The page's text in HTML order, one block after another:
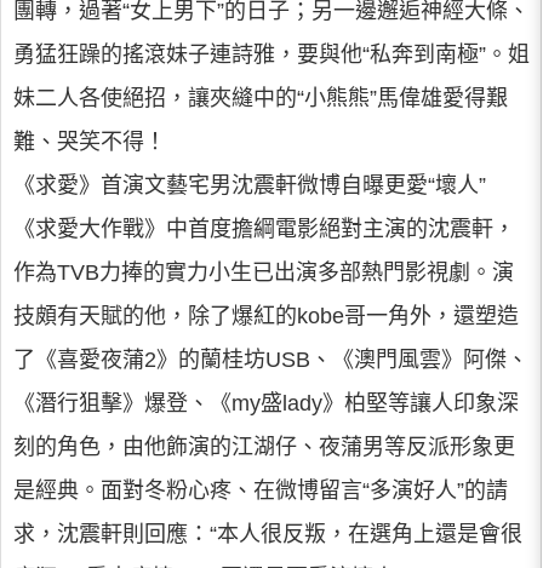
團轉，過著“女上男下”的日子；另一邊邂逅神經大條、
勇猛狂躁的搖滾妹子連詩雅，要與他“私奔到南極”。姐
妹二人各使絕招，讓夾縫中的“小熊熊”馬偉雄愛得艱
難、哭笑不得！
《求愛》首演文藝宅男沈震軒微博自曝更愛“壞人”
《求愛大作戰》中首度擔綱電影絕對主演的沈震軒，
作為TVB力捧的實力小生已出演多部熱門影視劇。演
技頗有天賦的他，除了爆紅的kobe哥一角外，還塑造
了《喜愛夜蒲2》的蘭桂坊USB、《澳門風雲》阿傑、
《潛行狙擊》爆登、《my盛lady》柏堅等讓人印象深
刻的角色，由他飾演的江湖仔、夜蒲男等反派形象更
是經典。面對冬粉心疼、在微博留言“多演好人”的請
求，沈震軒則回應：“本人很反叛，在選角上還是會很